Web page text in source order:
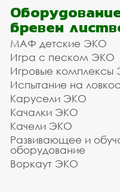
бревен
МАФ детские ЭКО
Игра с песком ЭКО
Игровые комплексы
Испытание на
Карусели ЭКО
Качалки ЭКО
Качели ЭКО
Развивающее и
оборудование
Воркаут ЭКО